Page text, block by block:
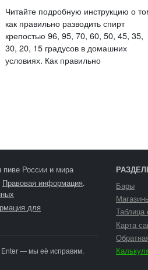
Читайте подробную инструкцию о
как правильно разводить спирт
крепостью 96, 95, 70, 60, 50, 45, 35,
30, 20, 15 градусов в домашних
условиях. Как правильно
России и мира
Правовая информация.
для
— мы её исправим.
Бары
Таблица
Карта